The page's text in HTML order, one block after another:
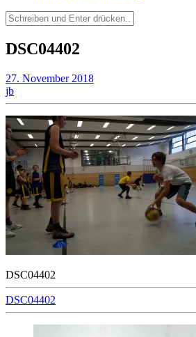
Suchen
nach:
DSC04402
27. November 2018
jb
DSC04402
Beitragsnavigation
DSC04402